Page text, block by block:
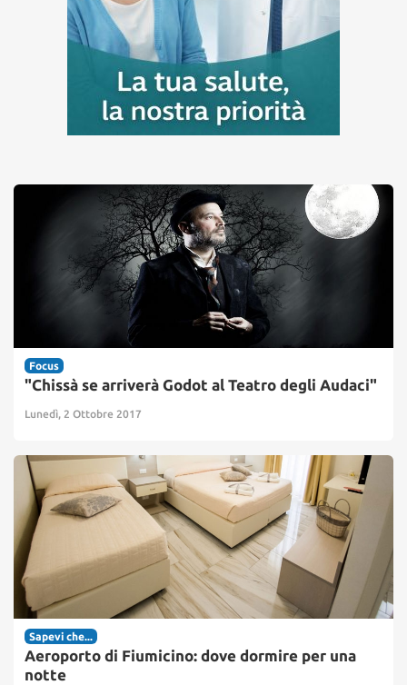
Focus
"Chissà se arriverà Godot al Teatro degli Audaci"
Lunedì, 2 Ottobre 2017
Sapevi che...
Aeroporto di Fiumicino: dove dormire per una
notte